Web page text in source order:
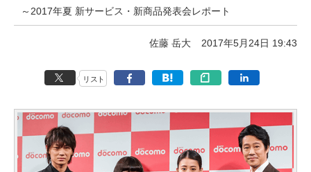
～2017年夏 新サービス・新商品発表会レポート
佐藤 岳大 2017年5月24日 19:43
リスト